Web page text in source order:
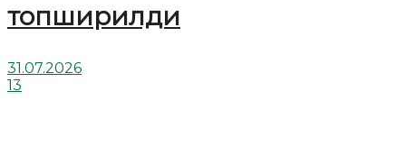
топширилди
31.07.2026
13